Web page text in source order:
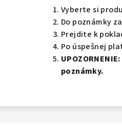
Vyberte si
Do poznámky
Prejdite k
Po úspešnej
UPOZORNENIE:
poznámky.